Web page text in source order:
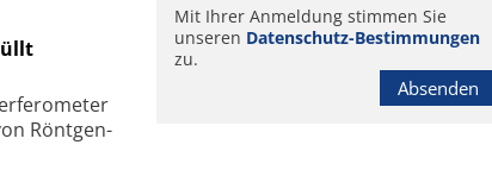
Rönt­gen­
Mit Ihrer Anmeldung stimmen Sie
unseren Datenschutz-Bestimmungen
zu.
Absenden